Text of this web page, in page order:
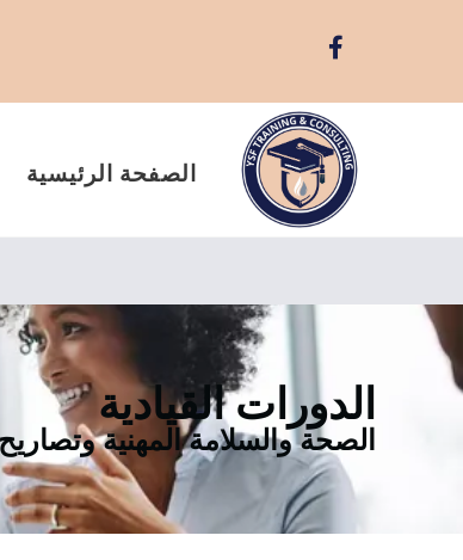
الصفحة الرئيسية
الدورات القيادية
الصحة والسلامة المهنية